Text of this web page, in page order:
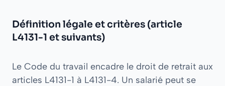
Définition légale et critères (article
L4131-1 et suivants)
Le Code du travail encadre le droit de retrait aux
articles L4131-1 à L4131-4. Un salarié peut se